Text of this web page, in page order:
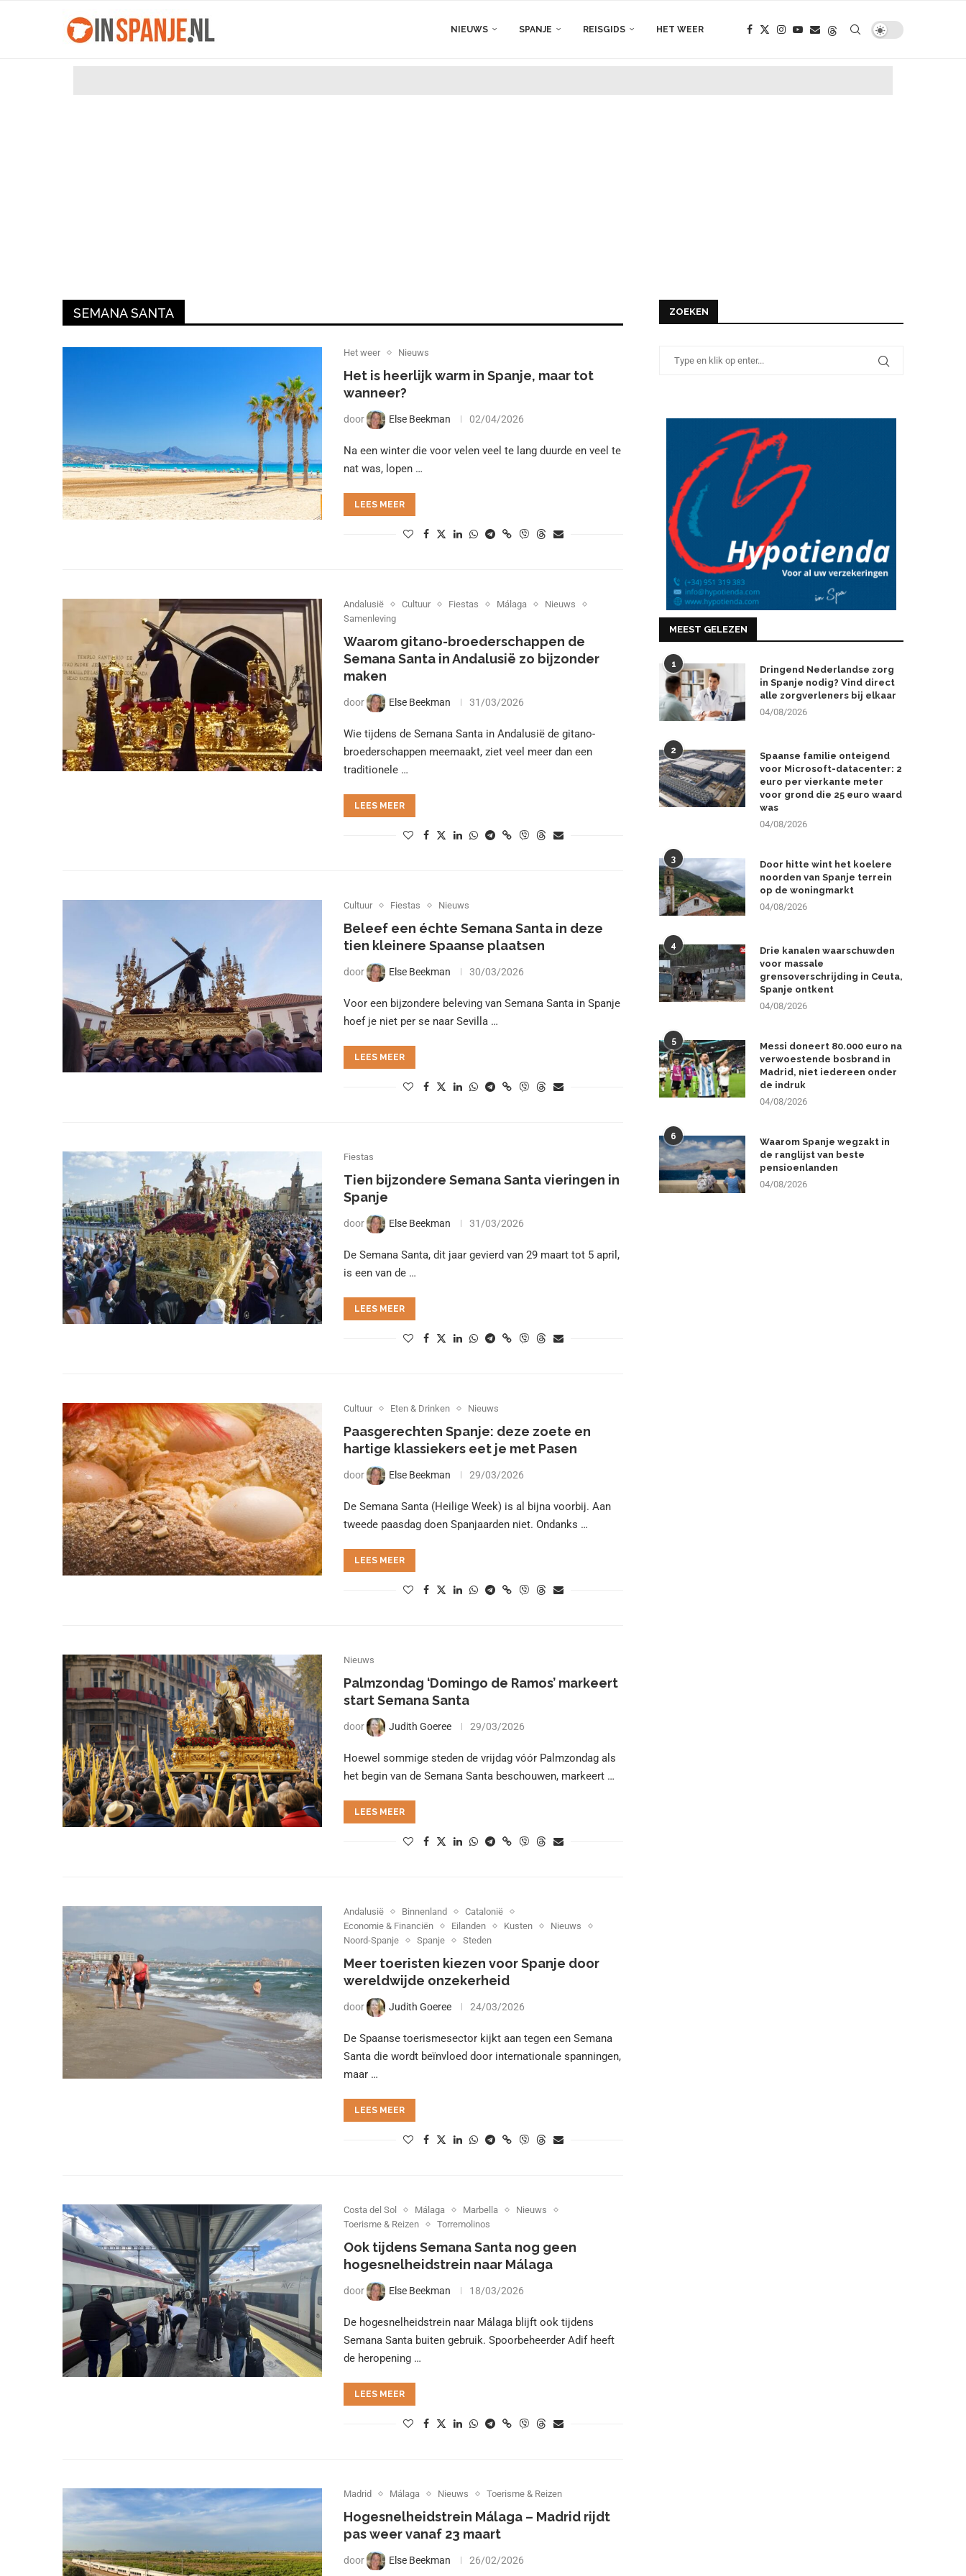
NIEUWS SPANJE REISGIDS HET WEER
SEMANA SANTA
Het weer Nieuws
Het is heerlijk warm in Spanje, maar tot
wanneer?
door Else Beekman 02/04/2026
Na een winter die voor velen veel te lang duurde en veel te
nat was, lopen …
LEES MEER
Andalusië Cultuur Fiestas Málaga
Nieuws
Samenleving
Waarom gitano-broederschappen de
Semana Santa in Andalusië zo bijzonder
maken
door Else Beekman 31/03/2026
Wie tijdens de Semana Santa in Andalusië de gitano-
broederschappen meemaakt, ziet veel meer dan een
traditionele …
LEES MEER
Cultuur Fiestas Nieuws
Beleef een échte Semana Santa in deze
tien kleinere Spaanse plaatsen
door Else Beekman 30/03/2026
Voor een bijzondere beleving van Semana Santa in Spanje
hoef je niet per se naar Sevilla …
LEES MEER
Fiestas
Tien bijzondere Semana Santa vieringen in
Spanje
door Else Beekman 31/03/2026
De Semana Santa, dit jaar gevierd van 29 maart tot 5 april,
is een van de …
LEES MEER
Cultuur Eten & Drinken Nieuws
Paasgerechten Spanje: deze zoete en
hartige klassiekers eet je met Pasen
door Else Beekman 29/03/2026
De Semana Santa (Heilige Week) is al bijna voorbij. Aan
tweede paasdag doen Spanjaarden niet. Ondanks …
LEES MEER
Nieuws
Palmzondag ‘Domingo de Ramos’ markeert
start Semana Santa
door Judith Goeree 29/03/2026
Hoewel sommige steden de vrijdag vóór Palmzondag als
het begin van de Semana Santa beschouwen, markeert …
LEES MEER
Andalusië Binnenland
Catalonië
Economie & Financiën
Eilanden Kusten
Nieuws
Noord-Spanje
Spanje Steden
Meer toeristen kiezen voor Spanje door
wereldwijde onzekerheid
door Judith Goeree 24/03/2026
De Spaanse toerismesector kijkt aan tegen een Semana
Santa die wordt beïnvloed door internationale spanningen,
maar …
LEES MEER
Costa del Sol Málaga Marbella
Nieuws
Toerisme & Reizen
Torremolinos
Ook tijdens Semana Santa nog geen
hogesnelheidstrein naar Málaga
door Else Beekman 18/03/2026
De hogesnelheidstrein naar Málaga blijft ook tijdens
Semana Santa buiten gebruik. Spoorbeheerder Adif heeft
de heropening …
LEES MEER
Madrid Málaga Nieuws Toerisme & Reizen
Hogesnelheidstrein Málaga – Madrid rijdt
pas weer vanaf 23 maart
door Else Beekman 26/02/2026
ZOEKEN
MEEST GELEZEN
1
Dringend Nederlandse zorg
in Spanje nodig? Vind direct
alle zorgverleners bij elkaar
04/08/2026
2
Spaanse familie onteigend
voor Microsoft-datacenter: 2
euro per vierkante meter
voor grond die 25 euro waard
was
04/08/2026
3
Door hitte wint het koelere
noorden van Spanje terrein
op de woningmarkt
04/08/2026
4
Drie kanalen waarschuwden
voor massale
grensoverschrijding in Ceuta,
Spanje ontkent
04/08/2026
5
Messi doneert 80.000 euro na
verwoestende bosbrand in
Madrid, niet iedereen onder
de indruk
04/08/2026
6
Waarom Spanje wegzakt in
de ranglijst van beste
pensioenlanden
04/08/2026